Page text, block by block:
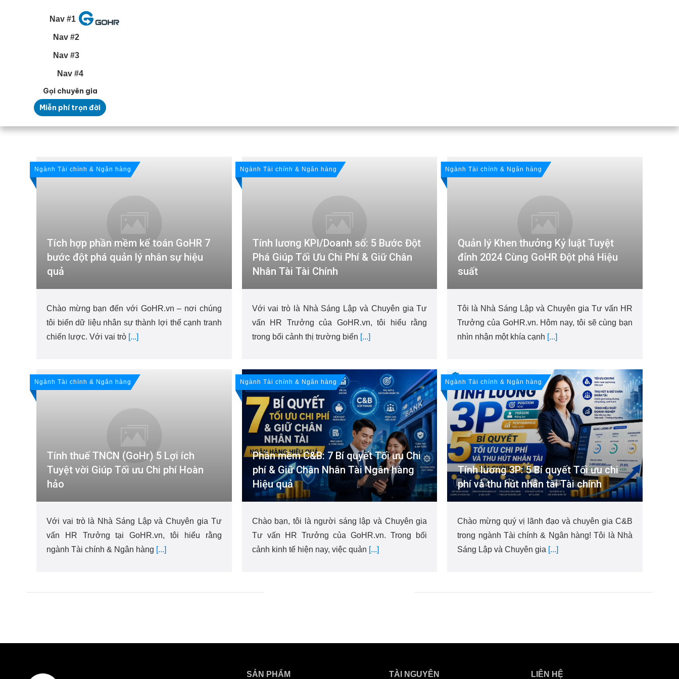
Nav #1
Nav #2
Nav #3
Nav #4
Gọi chuyên gia
Miễn phí trọn đời
Ngành Tài chính & Ngân hàng
Tích hợp phần mềm kế toán GoHR 7
bước đột phá quản lý nhân sự hiệu
quả
Chào mừng bạn đến với GoHR.vn – nơi chúng
tôi biến dữ liệu nhân sự thành lợi thế cạnh tranh
chiến lược. Với vai trò [...]
Ngành Tài chính & Ngân hàng
Tính lương KPI/Doanh số: 5 Bước Đột
Phá Giúp Tối Ưu Chi Phí & Giữ Chân
Nhân Tài Tài Chính
Với vai trò là Nhà Sáng Lập và Chuyên gia Tư
vấn HR Trưởng của GoHR.vn, tôi hiểu rằng
trong bối cảnh thị trường biến [...]
Ngành Tài chính & Ngân hàng
Quản lý Khen thưởng Kỷ luật Tuyệt
đỉnh 2024 Cùng GoHR Đột phá Hiệu
suất
Tôi là Nhà Sáng Lập và Chuyên gia Tư vấn HR
Trưởng của GoHR.vn. Hôm nay, tôi sẽ cùng bạn
nhìn nhận một khía cạnh [...]
Ngành Tài chính & Ngân hàng
Tính thuế TNCN (GoHr) 5 Lợi ích
Tuyệt vời Giúp Tối ưu Chi phí Hoàn
hảo
Với vai trò là Nhà Sáng Lập và Chuyên gia Tư
vấn HR Trưởng tại GoHR.vn, tôi hiểu rằng
ngành Tài chính & Ngân hàng [...]
Ngành Tài chính & Ngân hàng
Phần mềm C&B: 7 Bí quyết Tối ưu Chi
phí & Giữ Chân Nhân Tài Ngân hàng
Hiệu quả
Chào bạn, tôi là người sáng lập và Chuyên gia
Tư vấn HR Trưởng của GoHR.vn. Trong bối
cảnh kinh tế hiện nay, việc quản [...]
Ngành Tài chính & Ngân hàng
Tính lương 3P: 5 Bí quyết Tối ưu chi
phí và thu hút nhân tài Tài chính
Chào mừng quý vị lãnh đạo và chuyên gia C&B
trong ngành Tài chính & Ngân hàng! Tôi là Nhà
Sáng Lập và Chuyên gia [...]
SẢN PHẨM TÀI NGUYÊN LIÊN HỆ